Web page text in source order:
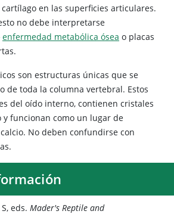
en las superficies articulares.
no debe interpretarse
enfermedad metabólica ósea o placas
son estructuras únicas que se
de toda la columna vertebral. Estos
del oído interno, contienen cristales
y funcionan como un lugar de
No deben confundirse con
eds. Mader's Reptile and